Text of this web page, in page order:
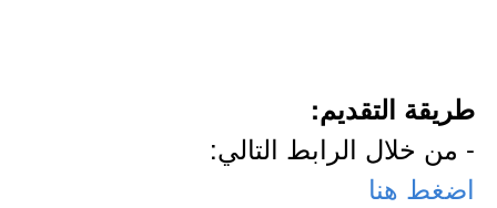
طريقة التقديم:
- من خلال الرابط التالي:
اضغط هنا